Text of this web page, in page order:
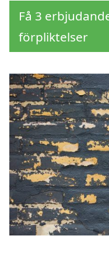
Få 3
förpliktelser